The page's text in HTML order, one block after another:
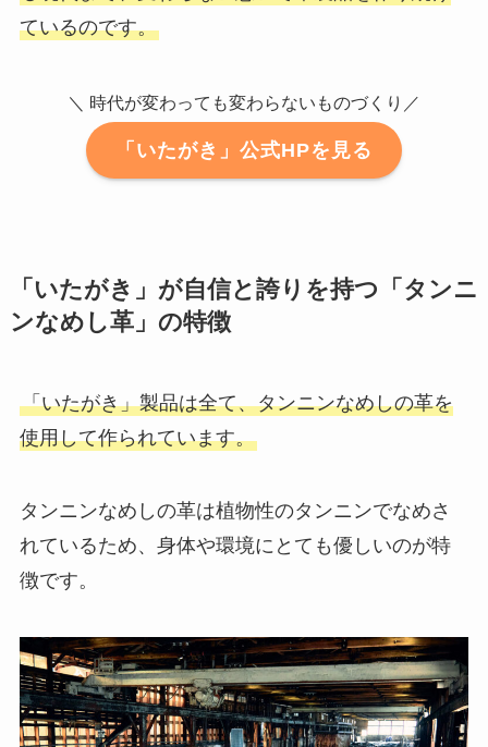
ているのです。
＼ 時代が変わっても変わらないものづくり／
「いたがき」公式HPを見る
「いたがき」が自信と誇りを持つ「タンニ
ンなめし革」の特徴
「いたがき」製品は全て、タンニンなめしの革を
使用して作られています。
タンニンなめしの革は植物性のタンニンでなめさ
れているため、身体や環境にとても優しいのが特
徴です。